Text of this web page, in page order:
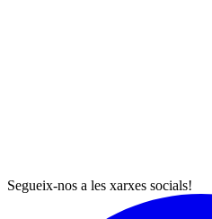
Segueix-nos a les xarxes socials!